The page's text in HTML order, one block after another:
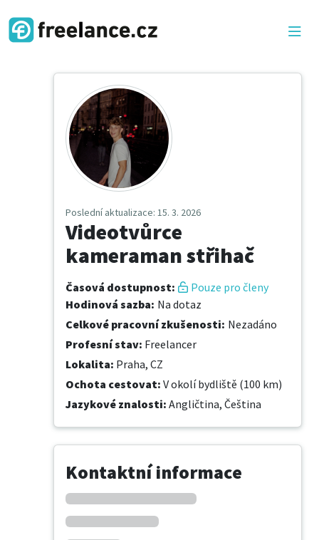
Poslední aktualizace: 15. 3. 2026
Videotvůrce
kameraman střihač
Časová dostupnost:
Pouze pro členy
Hodinová sazba: Na dotaz
Celkové pracovní zkušenosti: Nezadáno
Profesní stav: Freelancer
Lokalita: Praha, CZ
Ochota cestovat: V okolí bydliště (100 km)
Jazykové znalosti: Angličtina, Čeština
Kontaktní informace